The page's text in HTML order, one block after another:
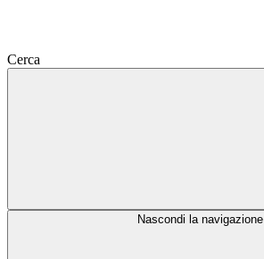
Cerca
Nascondi la navigazione